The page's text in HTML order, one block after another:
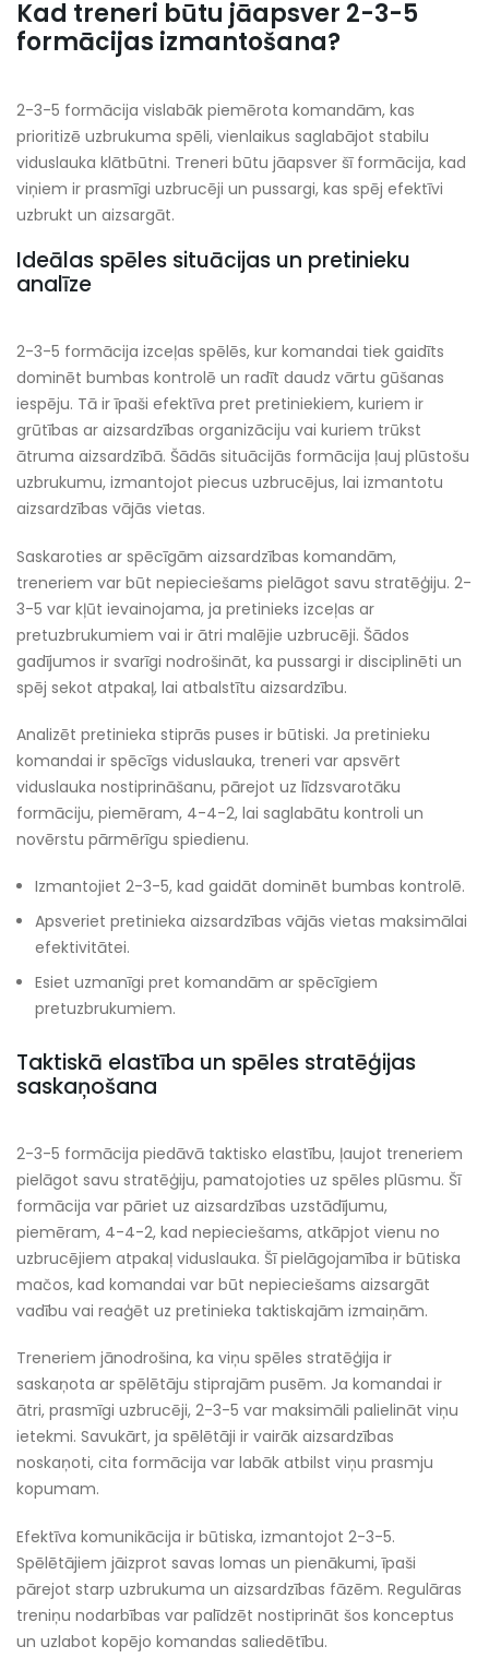
Kad treneri būtu jāapsver 2-3-5
formācijas izmantošana?
2-3-5 formācija vislabāk piemērota komandām, kas
prioritizē uzbrukuma spēli, vienlaikus saglabājot stabilu
viduslauka klātbūtni. Treneri būtu jāapsver šī formācija, kad
viņiem ir prasmīgi uzbrucēji un pussargi, kas spēj efektīvi
uzbrukt un aizsargāt.
Ideālas spēles situācijas un pretinieku
analīze
2-3-5 formācija izceļas spēlēs, kur komandai tiek gaidīts
dominēt bumbas kontrolē un radīt daudz vārtu gūšanas
iespēju. Tā ir īpaši efektīva pret pretiniekiem, kuriem ir
grūtības ar aizsardzības organizāciju vai kuriem trūkst
ātruma aizsardzībā. Šādās situācijās formācija ļauj plūstošu
uzbrukumu, izmantojot piecus uzbrucējus, lai izmantotu
aizsardzības vājās vietas.
Saskaroties ar spēcīgām aizsardzības komandām,
treneriem var būt nepieciešams pielāgot savu stratēģiju. 2-
3-5 var kļūt ievainojama, ja pretinieks izceļas ar
pretuzbrukumiem vai ir ātri malējie uzbrucēji. Šādos
gadījumos ir svarīgi nodrošināt, ka pussargi ir disciplinēti un
spēj sekot atpakaļ, lai atbalstītu aizsardzību.
Analizēt pretinieka stiprās puses ir būtiski. Ja pretinieku
komandai ir spēcīgs viduslauka, treneri var apsvērt
viduslauka nostiprināšanu, pārejot uz līdzsvarotāku
formāciju, piemēram, 4-4-2, lai saglabātu kontroli un
novērstu pārmērīgu spiedienu.
Izmantojiet 2-3-5, kad gaidāt dominēt bumbas kontrolē.
Apsveriet pretinieka aizsardzības vājās vietas maksimālai
efektivitātei.
Esiet uzmanīgi pret komandām ar spēcīgiem
pretuzbrukumiem.
Taktiskā elastība un spēles stratēģijas
saskaņošana
2-3-5 formācija piedāvā taktisko elastību, ļaujot treneriem
pielāgot savu stratēģiju, pamatojoties uz spēles plūsmu. Šī
formācija var pāriet uz aizsardzības uzstādījumu,
piemēram, 4-4-2, kad nepieciešams, atkāpjot vienu no
uzbrucējiem atpakaļ viduslauka. Šī pielāgojamība ir būtiska
mačos, kad komandai var būt nepieciešams aizsargāt
vadību vai reaģēt uz pretinieka taktiskajām izmaiņām.
Treneriem jānodrošina, ka viņu spēles stratēģija ir
saskaņota ar spēlētāju stiprajām pusēm. Ja komandai ir
ātri, prasmīgi uzbrucēji, 2-3-5 var maksimāli palielināt viņu
ietekmi. Savukārt, ja spēlētāji ir vairāk aizsardzības
noskaņoti, cita formācija var labāk atbilst viņu prasmju
kopumam.
Efektīva komunikācija ir būtiska, izmantojot 2-3-5.
Spēlētājiem jāizprot savas lomas un pienākumi, īpaši
pārejot starp uzbrukuma un aizsardzības fāzēm. Regulāras
treniņu nodarbības var palīdzēt nostiprināt šos konceptus
un uzlabot kopējo komandas saliedētību.